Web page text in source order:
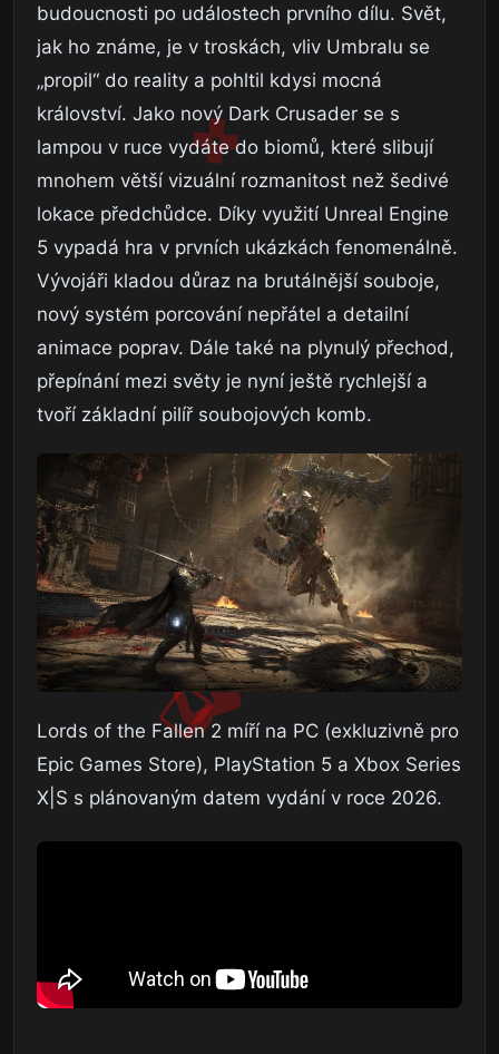
budoucnosti po událostech prvního dílu. Svět,
jak ho známe, je v troskách, vliv Umbralu se
„propil“ do reality a pohltil kdysi mocná
království. Jako nový Dark Crusader se s
lampou v ruce vydáte do biomů, které slibují
mnohem větší vizuální rozmanitost než šedivé
lokace předchůdce. Díky využití Unreal Engine
5 vypadá hra v prvních ukázkách fenomenálně.
Vývojáři kladou důraz na brutálnější souboje,
nový systém porcování nepřátel a detailní
animace poprav. Dále také na plynulý přechod,
přepínání mezi světy je nyní ještě rychlejší a
tvoří základní pilíř soubojových komb.
Lords of the Fallen 2 míří na PC (exkluzivně pro
Epic Games Store), PlayStation 5 a Xbox Series
X|S s plánovaným datem vydání v roce 2026.